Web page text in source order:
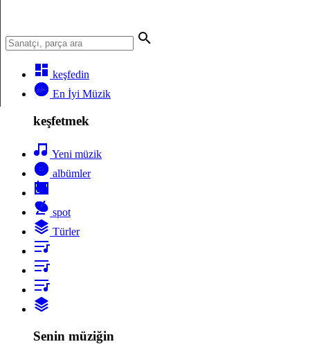
keşfedin
En İyi Müzik
keşfetmek
Yeni müzik
albümler
spot
Türler
Senin müziğin